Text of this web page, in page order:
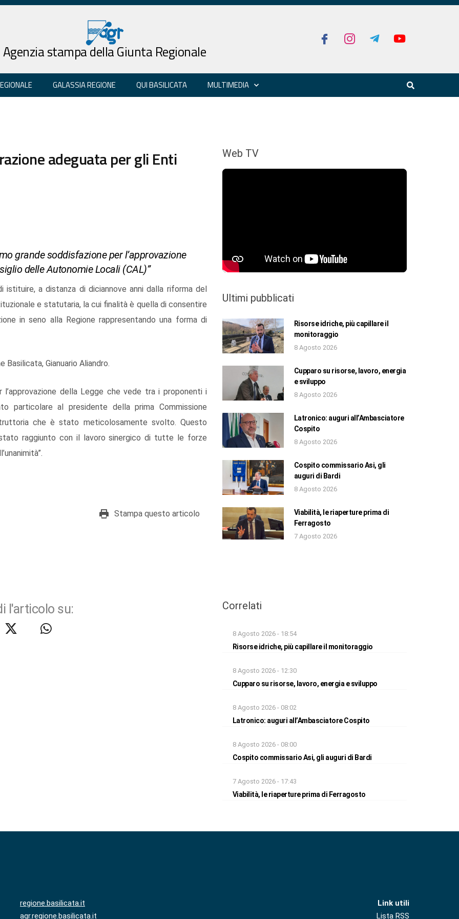
Agenzia stampa della Giunta Regionale
GALASSIA REGIONE QUI BASILICATA MULTIMEDIA
adeguata per gli Enti
grande soddisfazione per l’approvazione
delle Autonomie Locali (CAL)”
istituire, a distanza di diciannove anni dalla riforma del
e statutaria, la cui finalità è quella di consentire
in seno alla Regione rappresentando una forma di
Gianuario Aliandro.
l’approvazione della Legge che vede tra i proponenti i
particolare al presidente della prima Commissione
che è stato meticolosamente svolto. Questo
raggiunto con il lavoro sinergico di tutte le forze
Stampa questo articolo
l'articolo su:
Web TV
Ultimi pubblicati
Risorse idriche, più capillare il
monitoraggio
8 Agosto 2026
Cupparo su risorse, lavoro, energia
e sviluppo
8 Agosto 2026
Latronico: auguri all’Ambasciatore
Cospito
8 Agosto 2026
Cospito commissario Asi, gli
auguri di Bardi
8 Agosto 2026
Viabilità, le riaperture prima di
Ferragosto
7 Agosto 2026
Correlati
8 Agosto 2026 - 18:54
Risorse idriche, più capillare il monitoraggio
8 Agosto 2026 - 12:30
Cupparo su risorse, lavoro, energia e sviluppo
8 Agosto 2026 - 08:02
Latronico: auguri all’Ambasciatore Cospito
8 Agosto 2026 - 08:00
Cospito commissario Asi, gli auguri di Bardi
7 Agosto 2026 - 17:43
Viabilità, le riaperture prima di Ferragosto
regione.basilicata.it
agr.regione.basilicata.it
Link utili
Lista RSS